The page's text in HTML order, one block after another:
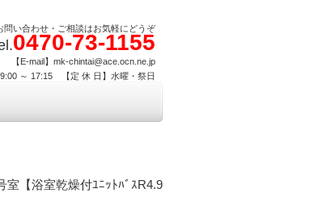
問い合わせ・ご相談はお気軽にどうぞ
0470-73-1155
【E-mail】mk-chintai@ace.ocn.ne.jp
～ 17:15 【定 休 日】水曜・祭日
【浴室乾燥付ﾕﾆｯﾄﾊﾞｽR4.9